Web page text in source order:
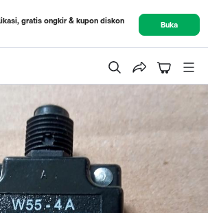
gratis ongkir & kupon diskon
Buka